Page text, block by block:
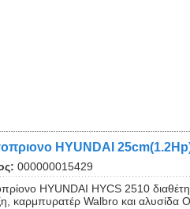
HYUNDAI
000000015429
HYUNDAI HYCS 2510
καρμπυρατέρ Walbro και